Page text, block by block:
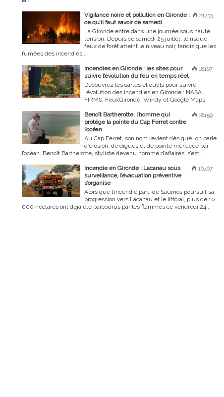
21733
Vigilance noire et pollution en Gironde :
ce qu’il faut savoir ce samedi
La Gironde entre dans une journée sous haute
tension. Depuis ce samedi 25 juillet, le risque
feux de forêt atteint le niveau noir, tandis que les
fumées des incendies...
18167
Incendies en Gironde : les sites pour
suivre l’évolution du feu en temps réel
Découvrez les cartes et outils pour suivre
l’évolution des incendies en Gironde : NASA
FIRMS, FeuxGironde, Windy et Google Maps.
18159
Benoît Bartherotte, l’homme qui
protège la pointe du Cap Ferret contre
l’océan
Au Cap Ferret, son nom revient dès que l’on parle
d’érosion, de digues et de pointe menacée par
l’océan. Benoît Bartherotte, styliste devenu homme d’affaires, s’est...
16467
Incendie en Gironde : Lacanau sous
surveillance, l’évacuation préventive
s’organise
Alors que l’incendie parti de Saumos poursuit sa
progression vers Lacanau et le littoral, plus de 10
000 hectares ont déjà été parcourus par les flammes ce vendredi 24...